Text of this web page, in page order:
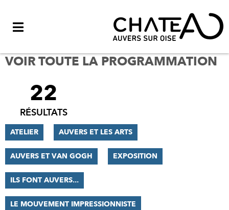
VOIR TOUTE LA PROGRAMMATION
FILTRER
RÉSULTATS
22
RÉSULTATS
ATELIER AUVERS ET LES ARTS
AUVERS ET VAN GOGH EXPOSITION
ILS FONT AUVERS...
LE MOUVEMENT IMPRESSIONNISTE